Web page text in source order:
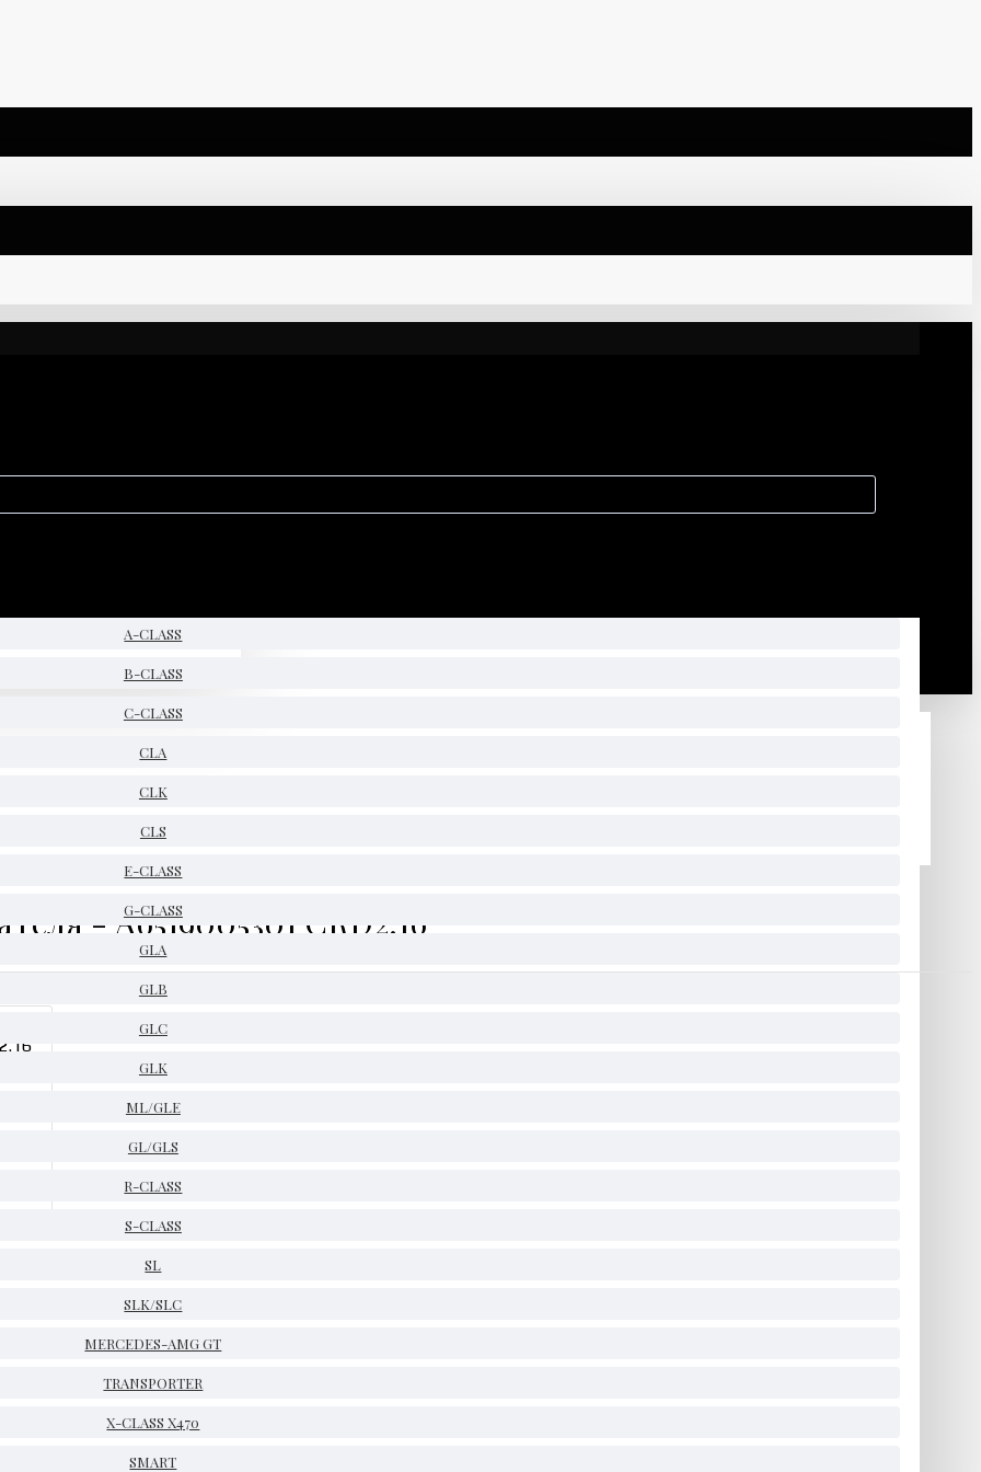
A-CLASS
B-CLASS
C-CLASS
CLA
CLK
CLS
E-CLASS
G-CLASS
GLA
GLB
GLC
GLK
ML/GLE
GL/GLS
R-CLASS
S-CLASS
SL
SLK/SLC
MERCEDES-AMG GT
TRANSPORTER
X-CLASS X470
SMART
- A6519005301 CRD2.16